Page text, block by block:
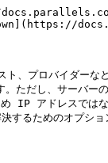
プロバイダー
ただし、サーバ
IP アドレスでは
ためのオプション